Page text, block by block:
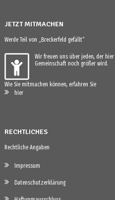
JETZT MITMACHEN
Werde Teil von „Breckerfeld gefällt“
Wir freuen uns über jeden, der
Gemeinschaft noch größer wird.
Wie Sie mitmachen können, erfahren Sie
hier
RECHTLICHES
Rechtliche Angaben
Impressum
Datenschutzerklärung